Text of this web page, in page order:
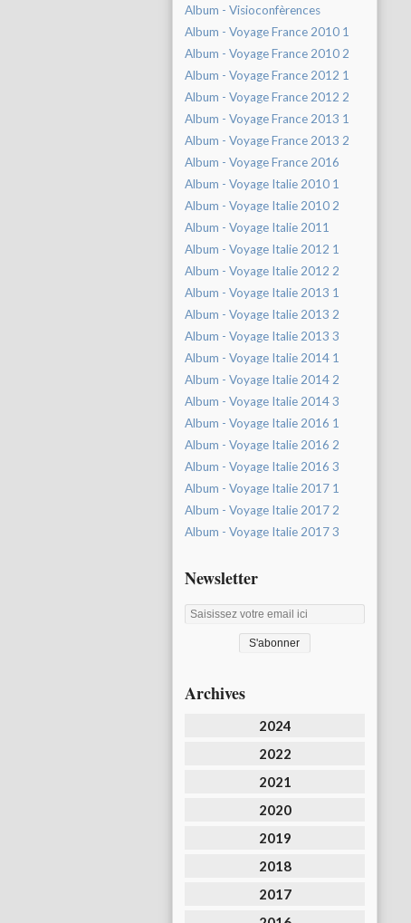
Album - Visioconfèrences
Album - Voyage France 2010 1
Album - Voyage France 2010 2
Album - Voyage France 2012 1
Album - Voyage France 2012 2
Album - Voyage France 2013 1
Album - Voyage France 2013 2
Album - Voyage France 2016
Album - Voyage Italie 2010 1
Album - Voyage Italie 2010 2
Album - Voyage Italie 2011
Album - Voyage Italie 2012 1
Album - Voyage Italie 2012 2
Album - Voyage Italie 2013 1
Album - Voyage Italie 2013 2
Album - Voyage Italie 2013 3
Album - Voyage Italie 2014 1
Album - Voyage Italie 2014 2
Album - Voyage Italie 2014 3
Album - Voyage Italie 2016 1
Album - Voyage Italie 2016 2
Album - Voyage Italie 2016 3
Album - Voyage Italie 2017 1
Album - Voyage Italie 2017 2
Album - Voyage Italie 2017 3
Newsletter
Archives
2024
2022
2021
2020
2019
2018
2017